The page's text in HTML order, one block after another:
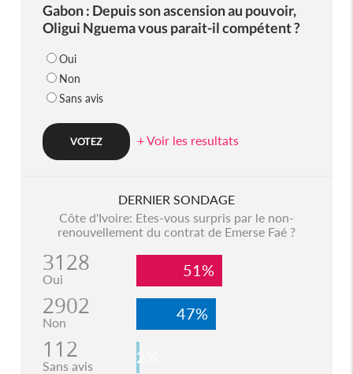
Gabon : Depuis son ascension au pouvoir,
Oligui Nguema vous parait-il compétent ?
Oui
Non
Sans avis
+ Voir les resultats
DERNIER SONDAGE
Côte d'Ivoire: Etes-vous surpris par le non-
renouvellement du contrat de Emerse Faé ?
3128
Oui 51%
2902
Non 47%
112
Sans avis 2%